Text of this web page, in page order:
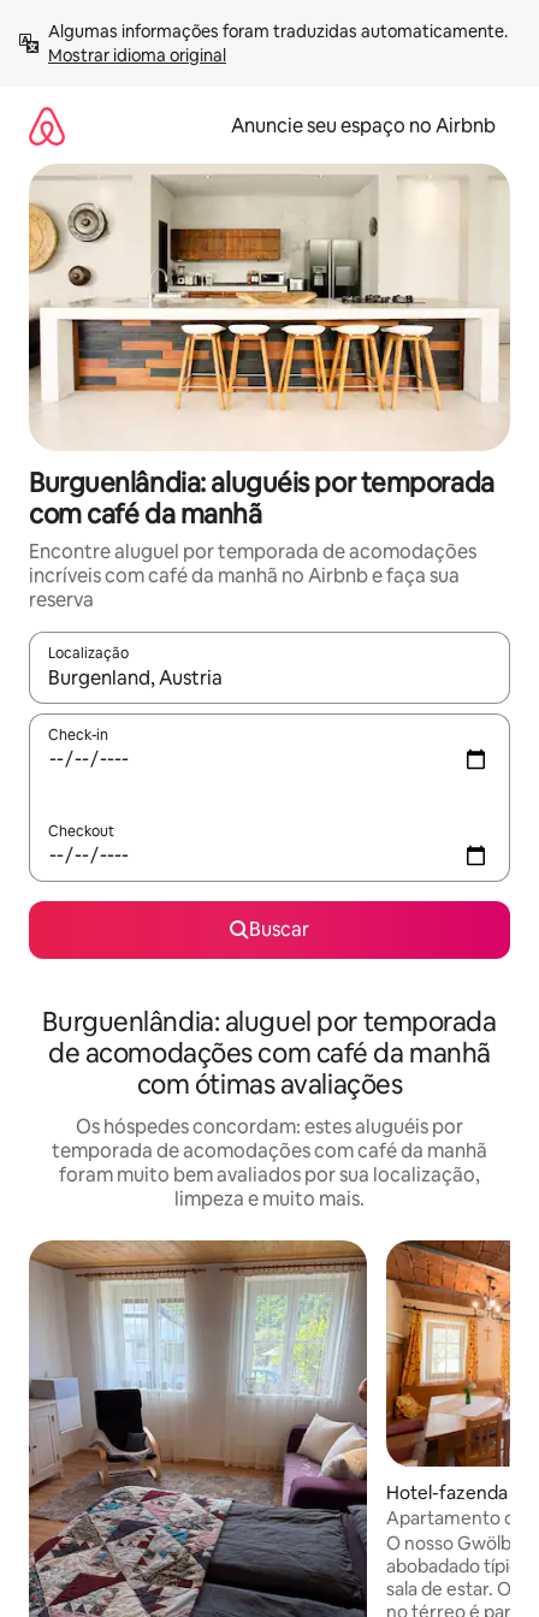
para
Mostrar idioma original
Anuncie seu espaço no Airbnb
Burguenlândia: aluguéis por temporada
com café da manhã
Encontre aluguel por temporada de acomodações
incríveis com café da manhã no Airbnb e faça sua
reserva
Localização
Quando os resultados estiverem disponíveis, explore-os
Check-in
Checkout
Buscar
Burguenlândia: aluguel por temporada
de acomodações com café da manhã
com ótimas avaliações
Os hóspedes concordam: estes aluguéis por
temporada de acomodações com café da manhã
foram muito bem avaliados por sua localização,
limpeza e muito mais.
Hotel-fazenda ⋅
Apartamento de
Gartner “sGwölb”
O nosso Gwölb
abobadado típico
sala de estar. O
no térreo é